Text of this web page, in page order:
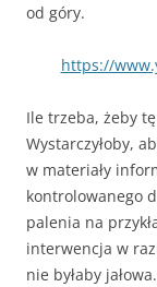
od góry.
https://
Ile trzeba, żeby
Wystarczyłoby,
w materiały
kontrolowanego
palenia na
interwencja w
nie byłaby jałowa.